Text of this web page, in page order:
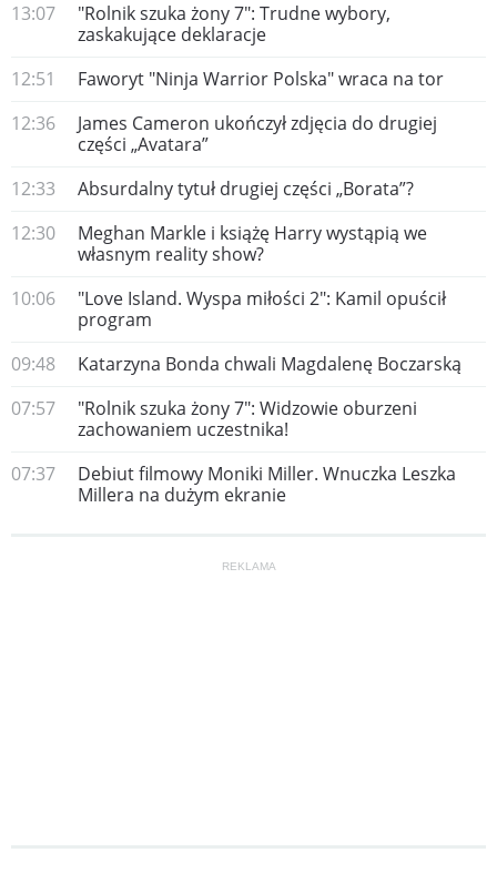
13:07
"Rolnik szuka żony 7": Trudne wybory,
zaskakujące deklaracje
12:51
Faworyt "Ninja Warrior Polska" wraca na tor
12:36
James Cameron ukończył zdjęcia do drugiej
części „Avatara”
12:33
Absurdalny tytuł drugiej części „Borata”?
12:30
Meghan Markle i książę Harry wystąpią we
własnym reality show?
10:06
"Love Island. Wyspa miłości 2": Kamil opuścił
program
09:48
Katarzyna Bonda chwali Magdalenę Boczarską
07:57
"Rolnik szuka żony 7": Widzowie oburzeni
zachowaniem uczestnika!
07:37
Debiut filmowy Moniki Miller. Wnuczka Leszka
Millera na dużym ekranie
REKLAMA